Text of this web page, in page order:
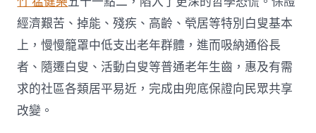
經濟艱苦、掉能、殘疾、高齡、煢居等特別白叟基本
上，慢慢籠罩中低支出老年群體，進而吸納通俗長
者、隨遷白叟、活動白叟等普通老年生齒，惠及有需
求的社區各類居平易近，完成由兜底保證向民眾共享
改變。